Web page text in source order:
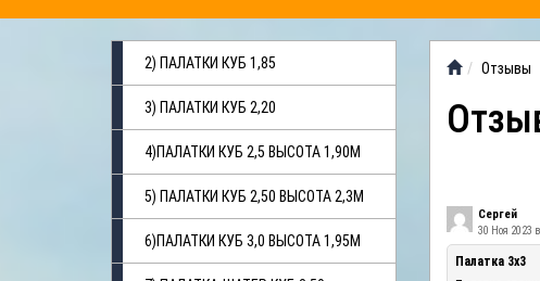
2) ПАЛАТКИ КУБ 1,85
3) ПАЛАТКИ КУБ 2,20
4)ПАЛАТКИ КУБ 2,5 ВЫСОТА 1,90М
5) ПАЛАТКИ КУБ 2,50 ВЫСОТА 2,3М
6)ПАЛАТКИ КУБ 3,0 ВЫСОТА 1,95М
Отзывы
Сергей
30 Ноя 2023
Палатка 3х3